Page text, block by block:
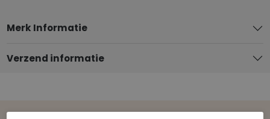
Merk Informatie
Verzend informatie